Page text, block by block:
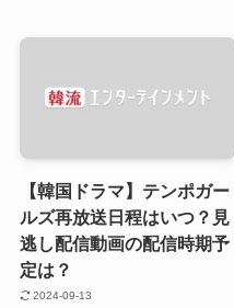
【韓国ドラマ】テンポガー
ルズ再放送日程はいつ？見
逃し配信動画の配信時期予
定は？
2024-09-13